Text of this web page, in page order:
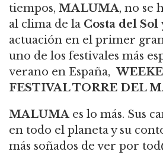
tiempos, MALUMA, no se
al clima de la Costa del Sol
actuación en el primer
uno de los festivales más
verano en España,
FESTIVAL TORRE DEL
MALUMAes lo más. Sus
en todo el planeta y su
más soñados de ver por